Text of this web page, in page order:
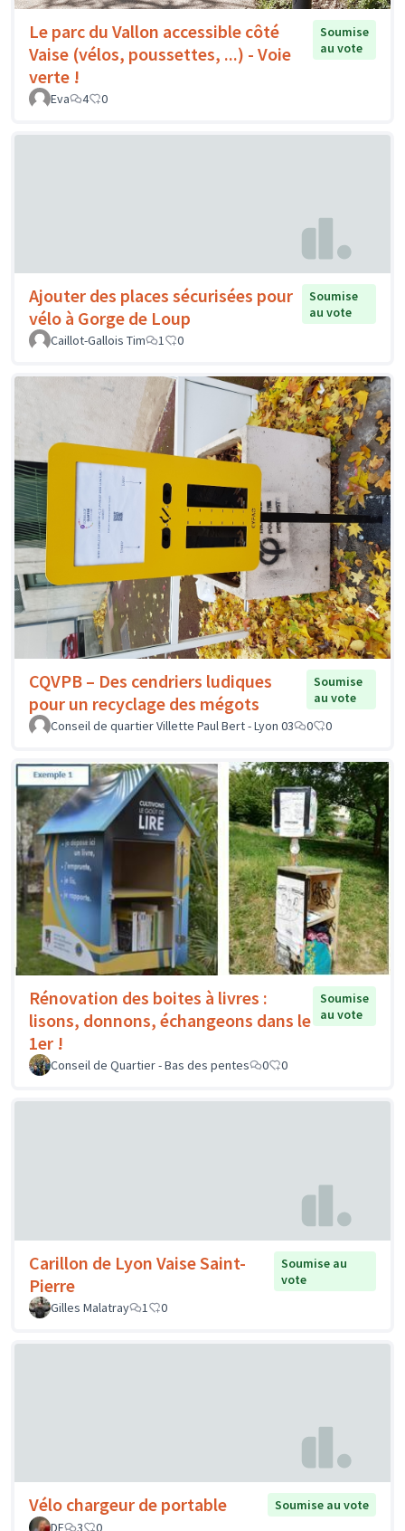
Le parc du Vallon accessible côté
Vaise (vélos, poussettes, ...) - Voie
verte !
Soumise
au vote
Eva 4 0
Ajouter des places sécurisées pour
vélo à Gorge de Loup
Soumise
au vote
Caillot-Gallois Tim
1 0
CQVPB – Des cendriers ludiques
pour un recyclage des mégots
Soumise
au vote
Conseil de quartier Villette Paul Bert - Lyon 03
0 0
Rénovation des boites à livres :
lisons, donnons, échangeons dans le
1er !
Soumise
au vote
Conseil de Quartier - Bas des pentes 0 0
Carillon de Lyon Vaise Saint-
Pierre
Soumise au
vote
Gilles Malatray
1 0
Vélo chargeur de portable
Soumise au vote
DF
3 0